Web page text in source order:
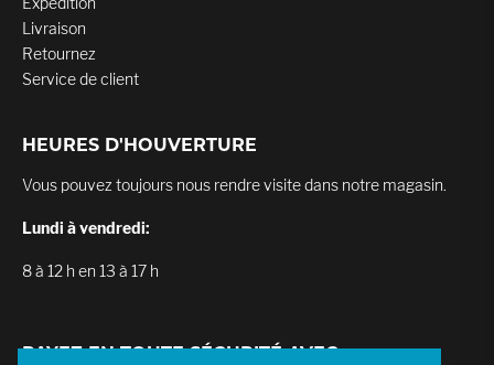
Livraison
Retournez
Service de client
HEURES D'HOUVERTURE
Vous pouvez toujours nous rendre visite dans notre magasin.
Lundi à vendredi:
8 à 12 h en 13 à 17 h
PAYEZ EN TOUTE SÉCURITÉ AVEC